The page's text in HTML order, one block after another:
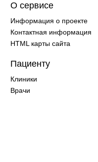
О сервисе
Информация о проекте
Контактная информация
HTML карты сайта
Пациенту
Клиники
Врачи